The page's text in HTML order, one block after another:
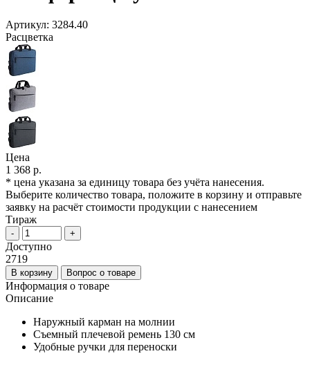
Артикул: 3284.40
Расцветка
Цена
1 368 р.
* цена указана за единицу товара без учёта нанесения.
Выберите количество товара, положите в корзину и отправьте
заявку на расчёт стоимости продукции с нанесением
Тираж
- +
Доступно
2719
В корзину Вопрос о товаре
Информация о товаре
Описание
Наружный карман на молнии
Съемный плечевой ремень 130 см
Удобные ручки для переноски